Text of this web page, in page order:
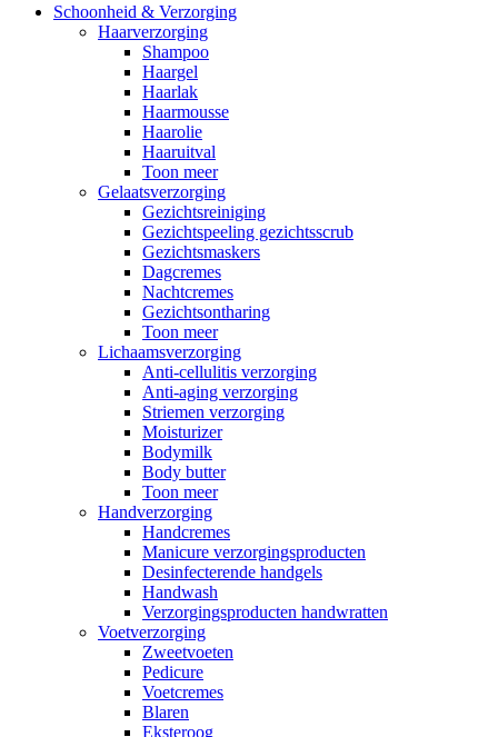
Schoonheid & Verzorging
Haarverzorging
Shampoo
Haargel
Haarlak
Haarmousse
Haarolie
Haaruitval
Toon meer
Gelaatsverzorging
Gezichtsreiniging
Gezichtspeeling gezichtsscrub
Gezichtsmaskers
Dagcremes
Nachtcremes
Gezichtsontharing
Toon meer
Lichaamsverzorging
Anti-cellulitis verzorging
Anti-aging verzorging
Striemen verzorging
Moisturizer
Bodymilk
Body butter
Toon meer
Handverzorging
Handcremes
Manicure verzorgingsproducten
Desinfecterende handgels
Handwash
Verzorgingsproducten handwratten
Voetverzorging
Zweetvoeten
Pedicure
Voetcremes
Blaren
Eksteroog